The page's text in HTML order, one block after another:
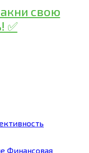
Финансовая